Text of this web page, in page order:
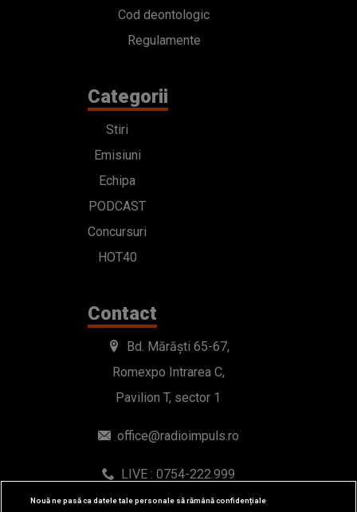
Cod deontologic
Regulamente
Categorii
Stiri
Emisiuni
Echipa
PODCAST
Concursuri
HOT40
Contact
Bd. Mărăști 65-67,
Romexpo Intrarea C,
Pavilion T, sector 1
office@radioimpuls.ro
LIVE : 0754-222.999
WhatsApp: 0754-222.999
Nouă ne pasă ca datele tale personale să rămână confidențiale